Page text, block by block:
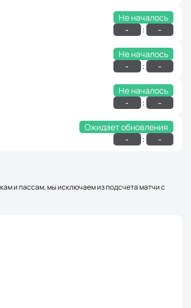
Не началось
- : -
Не началось
- : -
Не началось
- : -
Ожидает обновления
- : -
и пассам, мы исключаем из подсчета матчи с